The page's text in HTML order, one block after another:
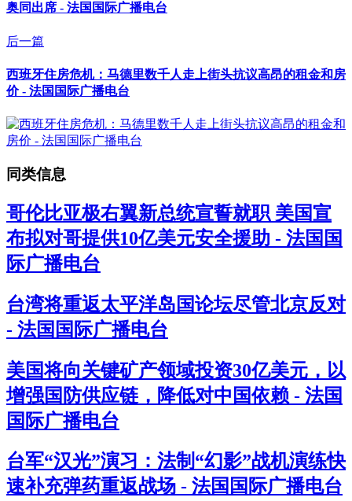
奥同出席 - 法国国际广播电台
后一篇
西班牙住房危机：马德里数千人走上街头抗议高昂的租金和房
价 - 法国国际广播电台
同类信息
哥伦比亚极右翼新总统宣誓就职 美国宣
布拟对哥提供10亿美元安全援助 - 法国国
际广播电台
台湾将重返太平洋岛国论坛尽管北京反对
- 法国国际广播电台
美国将向关键矿产领域投资30亿美元，以
增强国防供应链，降低对中国依赖 - 法国
国际广播电台
台军“汉光”演习：法制“幻影”战机演练快
速补充弹药重返战场 - 法国国际广播电台